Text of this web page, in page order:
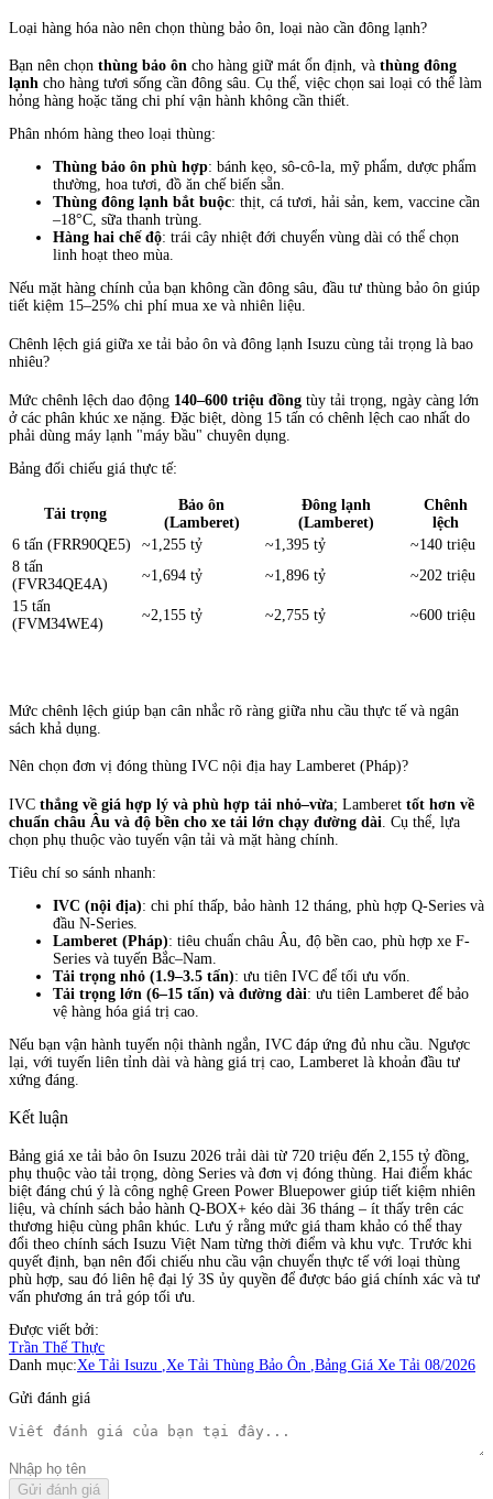
Loại hàng hóa nào nên chọn thùng bảo ôn, loại nào cần đông lạnh?
Bạn nên chọn thùng bảo ôn cho hàng giữ mát ổn định, và thùng đông
lạnh cho hàng tươi sống cần đông sâu. Cụ thể, việc chọn sai loại có thể làm
hỏng hàng hoặc tăng chi phí vận hành không cần thiết.
Phân nhóm hàng theo loại thùng:
Thùng bảo ôn phù hợp: bánh kẹo, sô-cô-la, mỹ phẩm, dược phẩm
thường, hoa tươi, đồ ăn chế biến sẵn.
Thùng đông lạnh bắt buộc: thịt, cá tươi, hải sản, kem, vaccine cần
–18°C, sữa thanh trùng.
Hàng hai chế độ: trái cây nhiệt đới chuyển vùng dài có thể chọn
linh hoạt theo mùa.
Nếu mặt hàng chính của bạn không cần đông sâu, đầu tư thùng bảo ôn giúp
tiết kiệm 15–25% chi phí mua xe và nhiên liệu.
Chênh lệch giá giữa xe tải bảo ôn và đông lạnh Isuzu cùng tải trọng là bao
nhiêu?
Mức chênh lệch dao động 140–600 triệu đồng tùy tải trọng, ngày càng lớn
ở các phân khúc xe nặng. Đặc biệt, dòng 15 tấn có chênh lệch cao nhất do
phải dùng máy lạnh "máy bầu" chuyên dụng.
Bảng đối chiếu giá thực tế:
Tải trọng
Bảo ôn
(Lamberet)
Đông lạnh
(Lamberet)
Chênh
lệch
6 tấn (FRR90QE5)
~1,255 tỷ ~1,395 tỷ
~140 triệu
8 tấn
(FVR34QE4A)
~1,694 tỷ ~1,896 tỷ
~202 triệu
15 tấn
(FVM34WE4)
~2,155 tỷ ~2,755 tỷ ~600 triệu
Mức chênh lệch giúp bạn cân nhắc rõ ràng giữa nhu cầu thực tế và ngân
sách khả dụng.
Nên chọn đơn vị đóng thùng IVC nội địa hay Lamberet (Pháp)?
IVC thắng về giá hợp lý và phù hợp tải nhỏ–vừa; Lamberet tốt hơn về
chuẩn châu Âu và độ bền cho xe tải lớn chạy đường dài . Cụ thể, lựa
chọn phụ thuộc vào tuyến vận tải và mặt hàng chính.
Tiêu chí so sánh nhanh:
IVC (nội địa): chi phí thấp, bảo hành 12 tháng, phù hợp Q-Series và
đầu N-Series.
Lamberet (Pháp): tiêu chuẩn châu Âu, độ bền cao, phù hợp xe F-
Series và tuyến Bắc–Nam.
Tải trọng nhỏ (1.9–3.5 tấn): ưu tiên IVC để tối ưu vốn.
Tải trọng lớn (6–15 tấn) và đường dài: ưu tiên Lamberet để bảo
vệ hàng hóa giá trị cao.
Nếu bạn vận hành tuyến nội thành ngắn, IVC đáp ứng đủ nhu cầu. Ngược
lại, với tuyến liên tỉnh dài và hàng giá trị cao, Lamberet là khoản đầu tư
xứng đáng.
Kết luận
Bảng giá xe tải bảo ôn Isuzu 2026 trải dài từ 720 triệu đến 2,155 tỷ đồng,
phụ thuộc vào tải trọng, dòng Series và đơn vị đóng thùng. Hai điểm khác
biệt đáng chú ý là công nghệ Green Power Bluepower giúp tiết kiệm nhiên
liệu, và chính sách bảo hành Q-BOX+ kéo dài 36 tháng – ít thấy trên các
thương hiệu cùng phân khúc. Lưu ý rằng mức giá tham khảo có thể thay
đổi theo chính sách Isuzu Việt Nam từng thời điểm và khu vực. Trước khi
quyết định, bạn nên đối chiếu nhu cầu vận chuyển thực tế với loại thùng
phù hợp, sau đó liên hệ đại lý 3S ủy quyền để được báo giá chính xác và tư
vấn phương án trả góp tối ưu.
Được viết bởi:
Trần Thế Thực
Danh mục:Xe Tải Isuzu Xe Tải Thùng Bảo Ôn Bảng Giá Xe Tải 08/2026
Gửi đánh giá
Gửi đánh giá